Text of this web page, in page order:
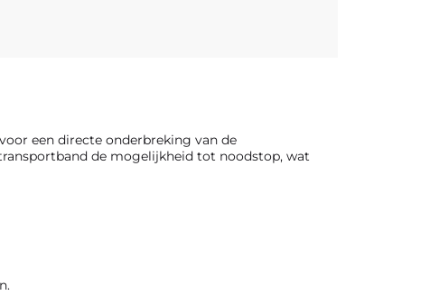
een directe onderbreking van de
de mogelijkheid tot noodstop, wat